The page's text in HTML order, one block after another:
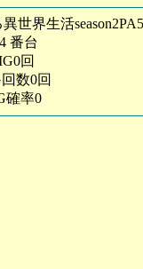
世界生活season2PA5
番台
回
数0回
確率0